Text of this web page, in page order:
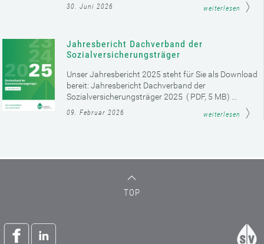
30. Juni 2026 weiterlesen
Jahresbericht Dachverband der
Sozialversicherungsträger
Unser Jahresbericht 2025 steht für Sie als Download
bereit: Jahresbericht Dachverband der
Sozialversicherungsträger 2025 ( PDF, 5 MB) ...
09. Februar 2026 weiterlesen
TOP